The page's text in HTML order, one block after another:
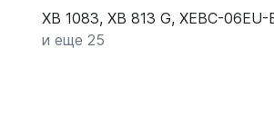
XB 1083, XB 813 G, XEBC-06EU-
и еще 25